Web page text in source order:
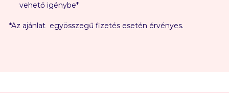
vehető igénybe*
*Az ajánlat egyösszegű fizetés esetén érvényes.